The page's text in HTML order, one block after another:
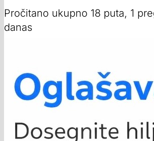
Pročitano ukupno 18 puta, 1
danas